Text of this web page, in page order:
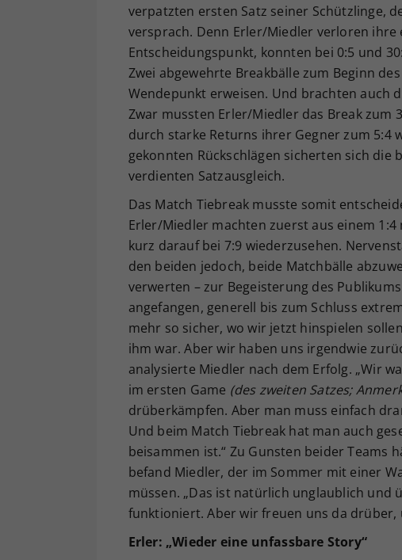
verpatzten ersten Satz seiner Schützlinge,
versprach. Denn Erler/Miedler verloren ihre
Entscheidungspunkt, konnten bei 0:5 und
Zwei abgewehrte Breakbälle zum Beginn
Wendepunkt erweisen. Und brachten auch
Zwar mussten Erler/Miedler das Break zum
durch starke Returns ihrer Gegner zum 5:4
gekonnten Rückschlägen sicherten sich die
verdienten Satzausgleich.
Das Match Tiebreak musste somit
Erler/Miedler machten zuerst aus einem
kurz darauf bei 7:9 wiederzusehen.
den beiden jedoch, beide Matchbälle
verwerten – zur Begeisterung des
angefangen, generell bis zum Schluss
mehr so sicher, wo wir jetzt hinspielen
ihm war. Aber wir haben uns irgendwie
analysierte Miedler nach dem Erfolg. „Wir
im ersten Game (des zweiten Satzes;
drüberkämpfen. Aber man muss einfach
Und beim Match Tiebreak hat man auch
beisammen ist.“ Zu Gunsten beider Teams
befand Miedler, der im Sommer mit einer
müssen. „Das ist natürlich unglaublich und
funktioniert. Aber wir freuen uns da drüber,
Erler: „Wieder eine unfassbare Story“